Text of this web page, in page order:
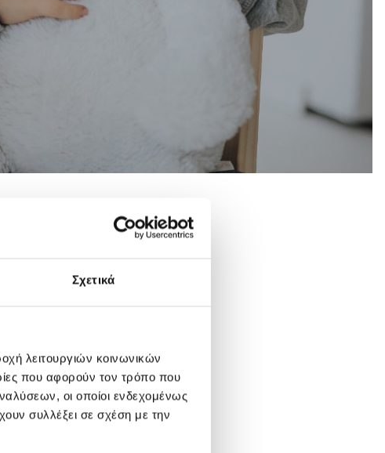
Σχετικά
λειτουργιών κοινωνικών
που αφορούν τον τρόπο που
οι οποίοι ενδεχομένως
συλλέξει σε σχέση με την